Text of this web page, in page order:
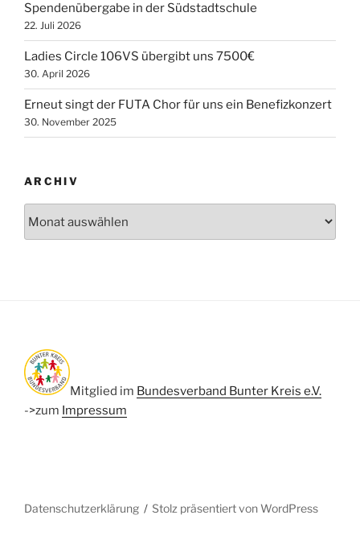
Spendenübergabe in der Südstadtschule
22. Juli 2026
Ladies Circle 106VS übergibt uns 7500€
30. April 2026
Erneut singt der FUTA Chor für uns ein Benefizkonzert
30. November 2025
ARCHIV
Mitglied im Bundesverband Bunter Kreis e.V.
->zum Impressum
Datenschutzerklärung Stolz präsentiert von WordPress